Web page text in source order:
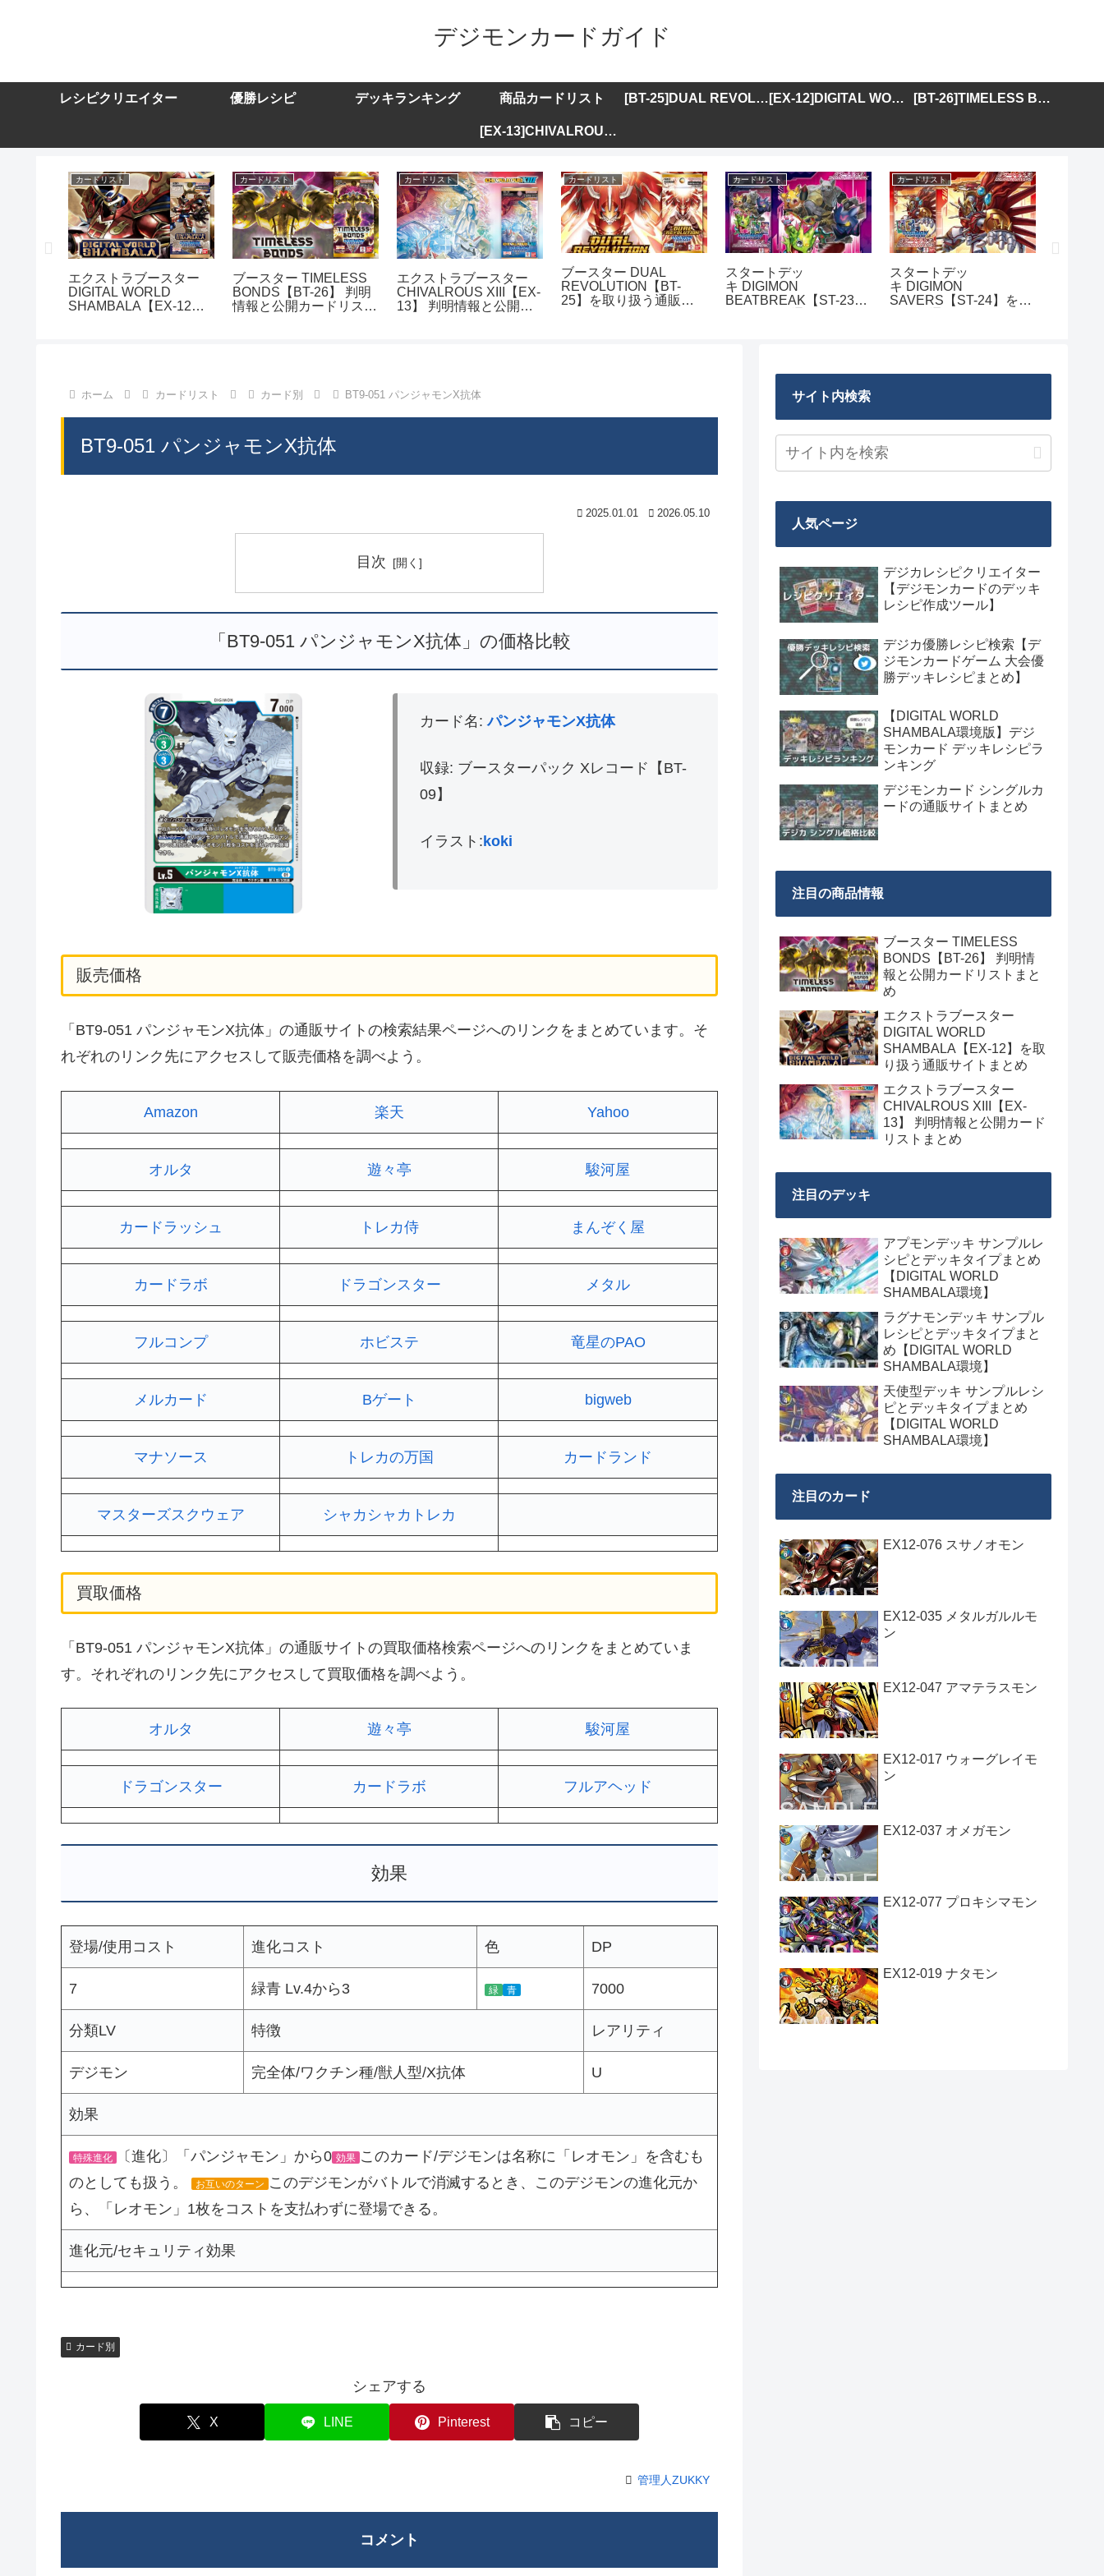
デジモンカードガイド
レシピクリエイター 優勝レシピ デッキランキング 商品カードリスト [BT-25]DUAL REVOLUTION [EX-12]DIGITAL WORLD SHAMBALA [BT-26]TIMELESS BONDS
[EX-13]CHIVALROUS XIII
カードリスト
エクストラブースター
DIGITAL WORLD
SHAMBALA【EX-12】
カードリスト
ブースター TIMELESS
BONDS【BT-26】 判明
情報と公開カードリスト
カードリスト
エクストラブースター
CHIVALROUS XIII【EX-
13】 判明情報と公開カ
カードリスト
ブースター DUAL
REVOLUTION【BT-
25】を取り扱う通販サ
カードリスト
スタートデッ
キ DIGIMON
BEATBREAK【ST-23】
カードリスト
スタートデッ
キ DIGIMON
SAVERS【ST-24】を取
ホーム カードリスト カード別 BT9-051 パンジャモンX抗体
BT9-051 パンジャモンX抗体
2025.01.01 2026.05.10
目次
「BT9-051 パンジャモンX抗体」の価格比較
カード名:パンジャモンX抗体
収録: ブースターパック Xレコード【BT-
09】
イラスト: koki
販売価格
「BT9-051 パンジャモンX抗体」の通販サイトの検索結果ページへのリンクをまとめています。そ
れぞれのリンク先にアクセスして販売価格を調べよう。
Amazon 楽天 Yahoo
オルタ 遊々亭 駿河屋
カードラッシュ トレカ侍 まんぞく屋
カードラボ ドラゴンスター メタル
フルコンプ ホビステ 竜星のPAO
メルカード Bゲート bigweb
マナソース トレカの万国 カードランド
マスターズスクウェア シャカシャカトレカ
買取価格
「BT9-051 パンジャモンX抗体」の通販サイトの買取価格検索ページへのリンクをまとめていま
す。それぞれのリンク先にアクセスして買取価格を調べよう。
オルタ 遊々亭 駿河屋
ドラゴンスター カードラボ フルアヘッド
効果
登場/使用コスト 進化コスト 色 DP
7 緑青 Lv.4から3 緑 青 7000
分類LV 特徴 レアリティ
デジモン 完全体/ワクチン種/獣人型/X抗体 U
効果
特殊進化 〔進化〕「パンジャモン」から0 効果 このカード/デジモンは名称に「レオモン」を含むも
のとしても扱う。
お互いのターン このデジモンがバトルで消滅するとき、このデジモンの進化元か
ら、「レオモン」1枚をコストを支払わずに登場できる。
進化元/セキュリティ効果
カード別
シェアする
X LINE Pinterest コピー
管理人ZUKKY
コメント
サイト内検索
人気ページ
デジカレシピクリエイター
【デジモンカードのデッキ
レシピ作成ツール】
デジカ優勝レシピ検索【デ
ジモンカードゲーム 大会優
勝デッキレシピまとめ】
【DIGITAL WORLD
SHAMBALA環境版】デジ
モンカード デッキレシピラ
ンキング
デジモンカード シングルカ
ードの通販サイトまとめ
注目の商品情報
ブースター TIMELESS
BONDS【BT-26】 判明情
報と公開カードリストまと
め
エクストラブースター
DIGITAL WORLD
SHAMBALA【EX-12】を取
り扱う通販サイトまとめ
エクストラブースター
CHIVALROUS XIII【EX-
13】 判明情報と公開カード
リストまとめ
注目のデッキ
アプモンデッキ サンプルレ
シピとデッキタイプまとめ
【DIGITAL WORLD
SHAMBALA環境】
ラグナモンデッキ サンプル
レシピとデッキタイプまと
め【DIGITAL WORLD
SHAMBALA環境】
天使型デッキ サンプルレシ
ピとデッキタイプまとめ
【DIGITAL WORLD
SHAMBALA環境】
注目のカード
EX12-076 スサノオモン
EX12-035 メタルガルルモ
ン
EX12-047 アマテラスモン
EX12-017 ウォーグレイモ
ン
EX12-037 オメガモン
EX12-077 プロキシマモン
EX12-019 ナタモン